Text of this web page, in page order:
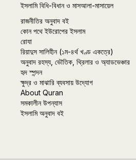
ইসলামি বিধি-বিধান ও মাসআলা-মাসায়েল
রাজনীতির অনুবাদ বই
কোন পথে ইউরোপের ইসলাম
রোযা
রিয়াদুস সালিহীন (১ম-৪র্থ খণ্ড একত্রে)
অনুবাদ রহস্য, ভৌতিক, থ্রিলার ও অ্যাডভেঞ্চার
হৃদ স্পন্দন
ক্ষুদ্র ও মাঝারি ব্যবসায় উদ্যোগ
About Quran
সমকালীন উপন্যাস
ইসলামি অনুবাদ বই